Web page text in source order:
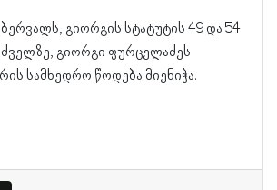
გიორგის სტატუტის 49 და 54
გიორგი ფურცელაძეს
სამხედრო წოდება მიენიჭა.